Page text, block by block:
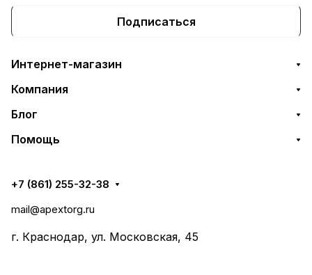
Подписаться
Интернет-магазин
Компания
Блог
Помощь
+7 (861) 255-32-38
mail@apextorg.ru
г. Краснодар, ул. Московская, 45